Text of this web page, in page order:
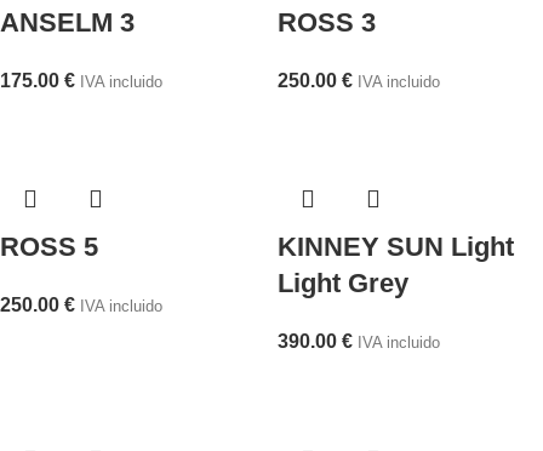
ANSELM 3
175.00 € IVA incluido
ROSS 3
250.00 € IVA incluido
ROSS 5
250.00 € IVA incluido
KINNEY SUN Light
Light Grey
390.00 € IVA incluido